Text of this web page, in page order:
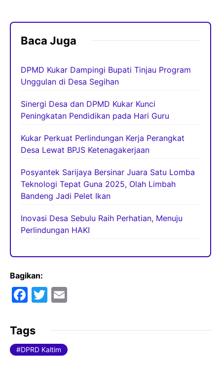
Baca Juga
DPMD Kukar Dampingi Bupati Tinjau Program
Unggulan di Desa Segihan
Sinergi Desa dan DPMD Kukar Kunci
Peningkatan Pendidikan pada Hari Guru
Kukar Perkuat Perlindungan Kerja Perangkat
Desa Lewat BPJS Ketenagakerjaan
Posyantek Sarijaya Bersinar Juara Satu Lomba
Teknologi Tepat Guna 2025, Olah Limbah
Bandeng Jadi Pelet Ikan
Inovasi Desa Sebulu Raih Perhatian, Menuju
Perlindungan HAKI
Bagikan:
F
c
e
b
T
er
Tags
DPRD Kaltim